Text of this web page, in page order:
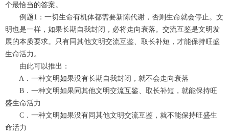
个最恰当的答案。
例题1：一切生命有机体都需要新陈代谢，否则生命就会停止。文
明也是一样，如果长期自我封闭，必将走向衰落。交流互鉴是文明发
展的本质要求。只有同其他文明交流互鉴、取长补短，才能保持旺盛
生命活力。
由此可以推出：
A．一种文明如果没有长期自我封闭，就不会走向衰落
B．一种文明如果同其他文明交流互鉴、取长补短，就能保持旺
盛生命活力
C．一种文明如果没有同其他文明交流互鉴，就不能保持旺盛生
命活力